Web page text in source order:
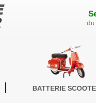
BATTERIE